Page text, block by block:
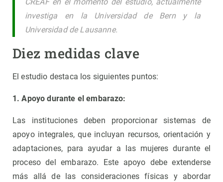
CREAF en el momento del estudio, actualmente
investiga en la Universidad de Bern y la
Universidad de Lausanne.
Diez medidas clave
El estudio destaca los siguientes puntos:
1. Apoyo durante el embarazo:
Las instituciones deben proporcionar sistemas de
apoyo integrales, que incluyan recursos, orientación y
adaptaciones, para ayudar a las mujeres durante el
proceso del embarazo. Este apoyo debe extenderse
más allá de las consideraciones físicas y abordar